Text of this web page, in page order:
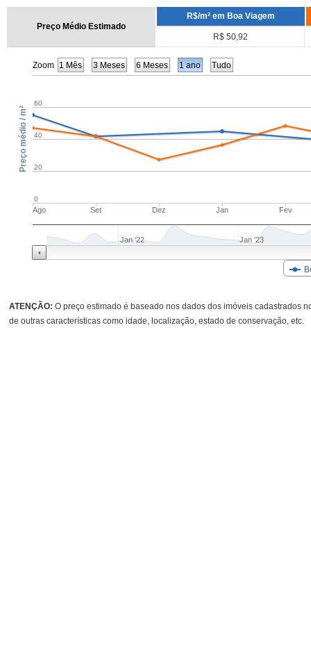
Preço Médio Estimado
R$/m² em Boa Viagem
R$ 50,92
Zoom
Ago Set Dez Jan Fev
0
20
40
60
Preço médio / m²
Jan '22 Jan '23
1 Mês 3 Meses 6 Meses 1 ano Tudo
ATENÇÃO: O preço estimado é baseado nos dados dos imóveis cadastrados
de outras características como idade, localização, estado de conservação, etc.